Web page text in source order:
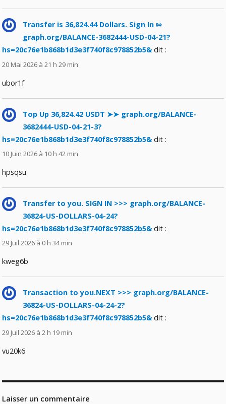
Transfer is 36,824.44 Dollars. Sign In ⇰
graph.org/BALANCE-3682444-USD-04-21?
hs=20c76e1b868b1d3e3f740f8c978852b5& dit :
20 Mai 2026 à 21 h 29 min
ubor1f
Top Up 36,824.42 USDT ➤➤ graph.org/BALANCE-
3682444-USD-04-21-3?
hs=20c76e1b868b1d3e3f740f8c978852b5& dit :
10 Juin 2026 à 10 h 42 min
hpsqsu
Transfer to you. SIGN IN >>> graph.org/BALANCE-
36824-US-DOLLARS-04-24?
hs=20c76e1b868b1d3e3f740f8c978852b5& dit :
29 Juil 2026 à 0 h 34 min
kweg6b
Transaction to you.NEXT >>> graph.org/BALANCE-
36824-US-DOLLARS-04-24-2?
hs=20c76e1b868b1d3e3f740f8c978852b5& dit :
29 Juil 2026 à 2 h 19 min
vu20k6
Laisser un commentaire